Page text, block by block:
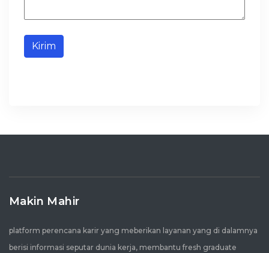
Kirim
Makin Mahir
platform perencana karir yang meberikan layanan yang di dalamnya
berisi informasi seputar dunia kerja, membantu fresh graduate